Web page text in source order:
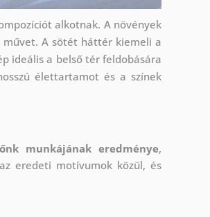
alkotnak. A növények
művet. A sötét háttér kiemeli a
ideális a belső tér feldobására
élettartamot és a színek
munkájának eredménye,
eredeti motívumok közül, és